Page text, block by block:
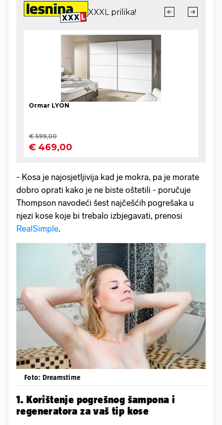
- Kosa je najosjetljivija kad je mokra, pa je morate
dobro oprati kako je ne biste oštetili - poručuje
Thompson navodeći šest najčešćih pogrešaka u
njezi kose koje bi trebalo izbjegavati, prenosi
RealSimple.
Foto: Dreamstime
1. Korištenje pogrešnog šampona i
regeneratora za vaš tip kose